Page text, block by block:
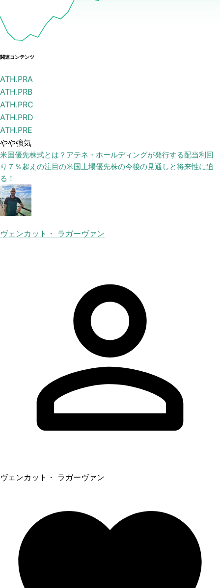
関連コンテンツ
ATH.PRA
ATH.PRB
ATH.PRC
ATH.PRD
ATH.PRE
やや強気
米国優先株式とは？アテネ・ホールディングが発行する配当利回
り７％超えの注目の米国上場優先株の今後の見通しと将来性に迫
る！
ヴェンカット・ ラガーヴァン
ヴェンカット・ ラガーヴァン